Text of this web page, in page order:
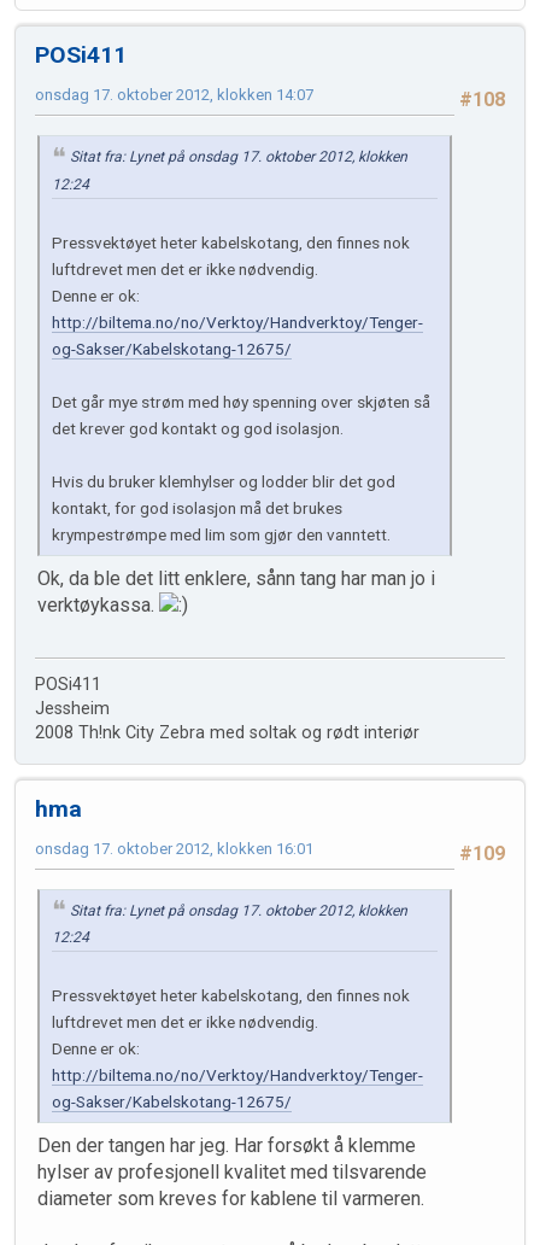
POSi411
#108
onsdag 17. oktober 2012, klokken 14:07
Sitat fra: Lynet på onsdag 17. oktober 2012, klokken
12:24
Pressvektøyet heter kabelskotang, den finnes nok
luftdrevet men det er ikke nødvendig.
Denne er ok:
http://biltema.no/no/Verktoy/Handverktoy/Tenger-
og-Sakser/Kabelskotang-12675/
Det går mye strøm med høy spenning over skjøten så
det krever god kontakt og god isolasjon.
Hvis du bruker klemhylser og lodder blir det god
kontakt, for god isolasjon må det brukes
krympestrømpe med lim som gjør den vanntett.
Ok, da ble det litt enklere, sånn tang har man jo i
verktøykassa.
POSi411
Jessheim
2008 Th!nk City Zebra med soltak og rødt interiør
hma
#109
onsdag 17. oktober 2012, klokken 16:01
Sitat fra: Lynet på onsdag 17. oktober 2012, klokken
12:24
Pressvektøyet heter kabelskotang, den finnes nok
luftdrevet men det er ikke nødvendig.
Denne er ok:
http://biltema.no/no/Verktoy/Handverktoy/Tenger-
og-Sakser/Kabelskotang-12675/
Den der tangen har jeg. Har forsøkt å klemme
hylser av profesjonell kvalitet med tilsvarende
diameter som kreves for kablene til varmeren.